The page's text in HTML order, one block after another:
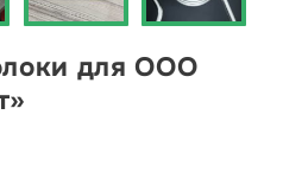
для ООО